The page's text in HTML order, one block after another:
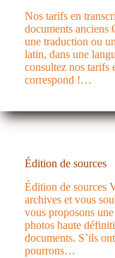
Nos tarifs en
documents anciens
une traduction ou
latin, dans une
consultez nos tarifs
correspond !…
Édition de sources
Édition de sources
archives et vous
vous proposons
photos haute
documents. S’ils
pourrons…